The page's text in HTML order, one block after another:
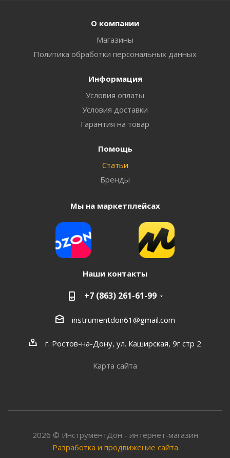
О компании
Магазины
Политика обработки персональных данных
Информация
Условия оплаты
Условия доставки
Гарантия на товар
Помощь
Статьи
Бренды
Мы на маркетплейсах
Наши контакты
+7 (863) 261-61-99
instrumentdon61@gmail.com
г. Ростов-на-Дону, ул. Каширская, 9г стр 2
Карта сайта
2026 © ИнструментДон - интернет-магазин
Разработка и продвижение сайта